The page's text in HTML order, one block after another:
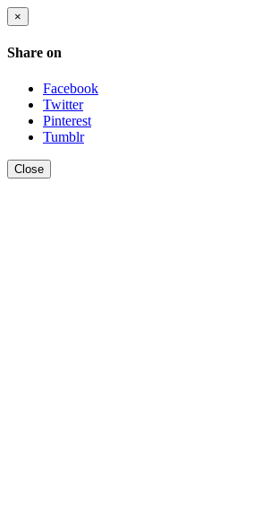
×
Share on
Facebook
Twitter
Pinterest
Tumblr
Close